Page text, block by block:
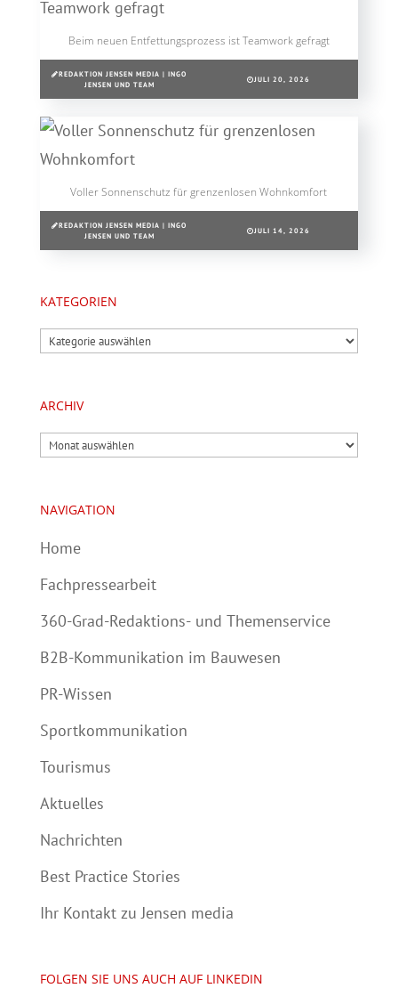
Beim neuen Entfettungsprozess ist Teamwork gefragt
REDAKTION JENSEN MEDIA | INGO
JENSEN UND TEAM
JULI 20, 2026
Voller Sonnenschutz für grenzenlosen Wohnkomfort
REDAKTION JENSEN MEDIA | INGO
JENSEN UND TEAM
JULI 14, 2026
KATEGORIEN
Kategorien
ARCHIV
Archiv
NAVIGATION
Home
Fachpressearbeit
360-Grad-Redaktions- und Themenservice
B2B-Kommunikation im Bauwesen
PR-Wissen
Sportkommunikation
Tourismus
Aktuelles
Nachrichten
Best Practice Stories
Ihr Kontakt zu Jensen media
FOLGEN SIE UNS AUCH AUF LINKEDIN